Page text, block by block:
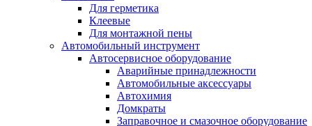
Для герметика
Клеевые
Для монтажной пены
Автомобильный инструмент
Автосервисное оборудование
Аварийные принадлежности
Автомобильные аксессуары
Автохимия
Домкраты
Заправочное и смазочное оборудование